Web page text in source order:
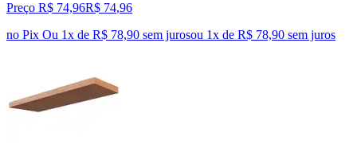
Preço R$ 74,96R$ 74,96
no Pix Ou 1x de R$ 78,90 sem jurosou 1x de R$ 78,90 sem juros